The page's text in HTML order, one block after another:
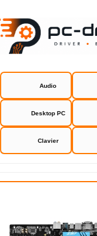
Audio
Desktop PC
Clavier